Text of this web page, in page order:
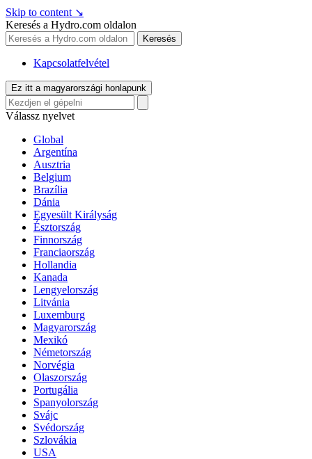
Skip to content ↘
Keresés a Hydro.com oldalon
Keresés
Kapcsolatfelvétel
Ez itt a magyarországi honlapunk
Válassz nyelvet
Global
Argentína
Ausztria
Belgium
Brazília
Dánia
Egyesült Királyság
Észtország
Finnország
Franciaország
Hollandia
Kanada
Lengyelország
Litvánia
Luxemburg
Magyarország
Mexikó
Németország
Norvégia
Olaszország
Portugália
Spanyolország
Svájc
Svédország
Szlovákia
USA